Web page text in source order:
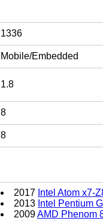
1336
Mobile/Embedded
1.8
8
8
2017 Intel Atom x7-
2013 Intel Pentium
2009AMD Phenom